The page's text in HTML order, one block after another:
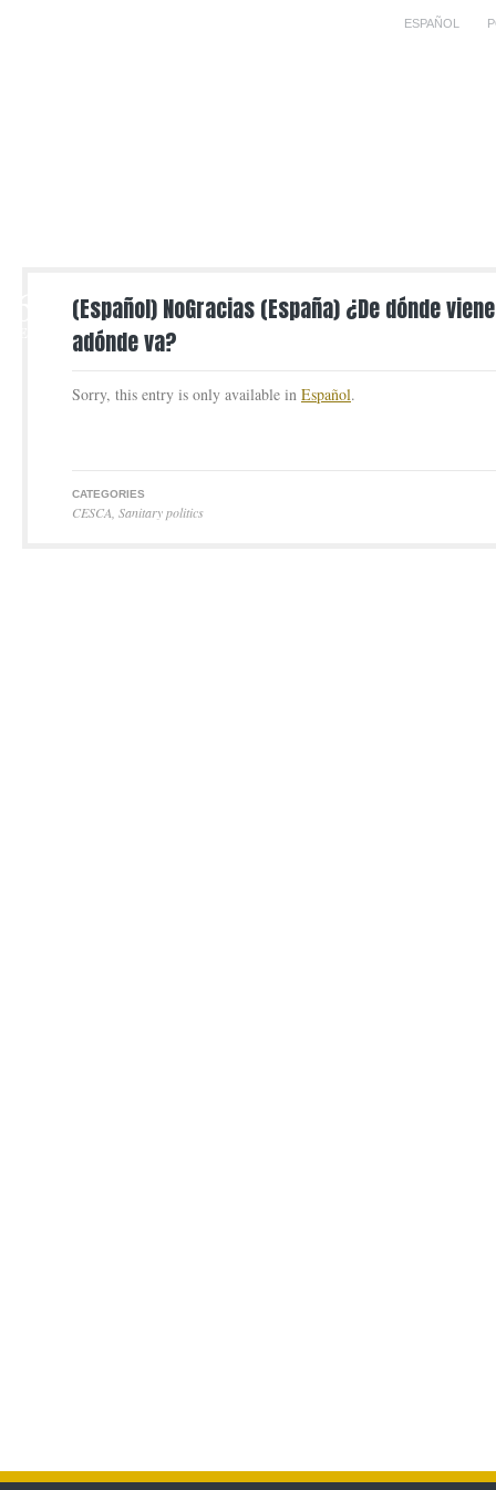
ESPAÑOL
(Español) NoGracias (España) ¿De dónde
adónde va?
Sorry, this entry is only available in Español.
CATEGORIES
CESCA Sanitary politics